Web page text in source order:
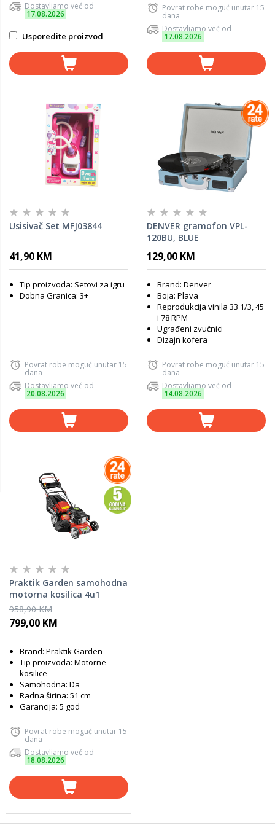
Dostavljamo već od
17.08.2026
Usporedite proizvod
Povrat robe moguć unutar 15
dana
Dostavljamo već od
17.08.2026
Usisivač Set MFJ03844
41,90 KM
Tip proizvoda: Setovi za igru
Dobna Granica: 3+
Povrat robe moguć unutar 15
dana
Dostavljamo već od
20.08.2026
DENVER gramofon VPL-
120BU, BLUE
129,00 KM
Brand: Denver
Boja: Plava
Reprodukcija vinila 33 1/3, 45
i 78 RPM
Ugrađeni zvučnici
Dizajn kofera
Povrat robe moguć unutar 15
dana
Dostavljamo već od
14.08.2026
Praktik Garden samohodna
motorna kosilica 4u1
PG65418
958,90 KM
799,00 KM
Brand: Praktik Garden
Tip proizvoda: Motorne
kosilice
Samohodna: Da
Radna širina: 51 cm
Garancija: 5 god
Povrat robe moguć unutar 15
dana
Dostavljamo već od
18.08.2026